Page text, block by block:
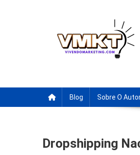
Blog Sobre O
Dropshipping